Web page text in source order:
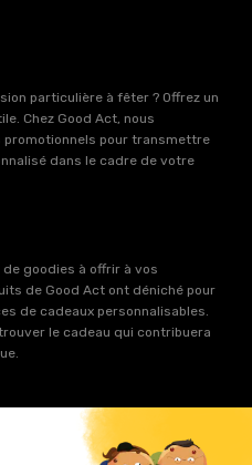
particulière à fêter ? Offrez un
Chez Good Act, nous
promotionnels pour transmettre
dans le cadre de votre
goodies à offrir à vos
de Good Act ont déniché pour
de cadeaux personnalisables.
le cadeau qui contribuera
avec vos valeurs ? Ca